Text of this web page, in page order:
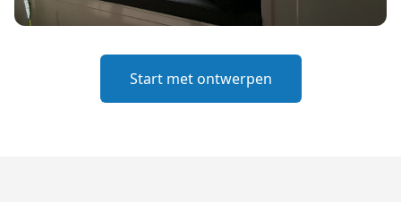
Start met ontwerpen